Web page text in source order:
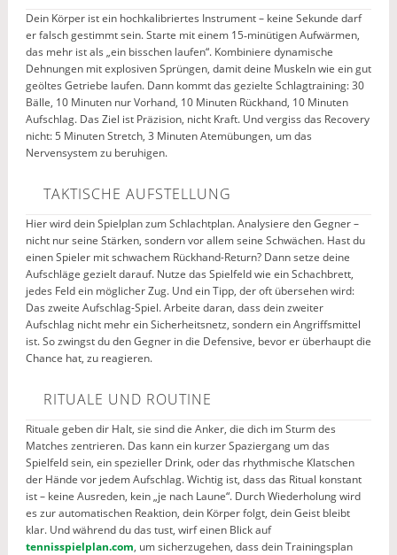
Dein Körper ist ein hochkalibriertes Instrument – keine Sekunde darf
er falsch gestimmt sein. Starte mit einem 15‑minütigen Aufwärmen,
das mehr ist als „ein bisschen laufen“. Kombiniere dynamische
Dehnungen mit explosiven Sprüngen, damit deine Muskeln wie ein gut
geöltes Getriebe laufen. Dann kommt das gezielte Schlagtraining: 30
Bälle, 10 Minuten nur Vorhand, 10 Minuten Rückhand, 10 Minuten
Aufschlag. Das Ziel ist Präzision, nicht Kraft. Und vergiss das Recovery
nicht: 5 Minuten Stretch, 3 Minuten Atemübungen, um das
Nervensystem zu beruhigen.
TAKTISCHE AUFSTELLUNG
Hier wird dein Spielplan zum Schlachtplan. Analysiere den Gegner –
nicht nur seine Stärken, sondern vor allem seine Schwächen. Hast du
einen Spieler mit schwachem Rückhand-Return? Dann setze deine
Aufschläge gezielt darauf. Nutze das Spielfeld wie ein Schachbrett,
jedes Feld ein möglicher Zug. Und ein Tipp, der oft übersehen wird:
Das zweite Aufschlag-Spiel. Arbeite daran, dass dein zweiter
Aufschlag nicht mehr ein Sicherheitsnetz, sondern ein Angriffsmittel
ist. So zwingst du den Gegner in die Defensive, bevor er überhaupt die
Chance hat, zu reagieren.
RITUALE UND ROUTINE
Rituale geben dir Halt, sie sind die Anker, die dich im Sturm des
Matches zentrieren. Das kann ein kurzer Spaziergang um das
Spielfeld sein, ein spezieller Drink, oder das rhythmische Klatschen
der Hände vor jedem Aufschlag. Wichtig ist, dass das Ritual konstant
ist – keine Ausreden, kein „je nach Laune“. Durch Wiederholung wird
es zur automatischen Reaktion, dein Körper folgt, dein Geist bleibt
klar. Und während du das tust, wirf einen Blick auf
tennisspielplan.com, um sicherzugehen, dass dein Trainingsplan